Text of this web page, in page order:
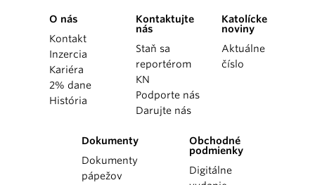
O nás
Kontakt
Inzercia
Kariéra
2% dane
História
Kontaktujte
nás
Staň sa
reportérom
KN
Podporte nás
Darujte nás
Katolícke
noviny
Aktuálne
číslo
Dokumenty
Dokumenty
pápežov
Obchodné
podmienky
Digitálne